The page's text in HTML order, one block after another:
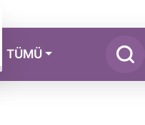
TÜMÜ